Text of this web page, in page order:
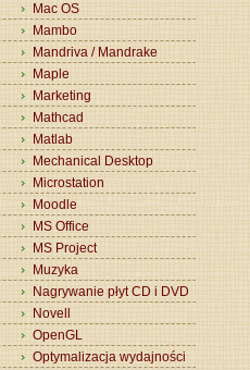
Mac OS
Mambo
Mandriva / Mandrake
Maple
Marketing
Mathcad
Matlab
Mechanical Desktop
Microstation
Moodle
MS Office
MS Project
Muzyka
Nagrywanie płyt CD i DVD
Novell
OpenGL
Optymalizacja wydajności